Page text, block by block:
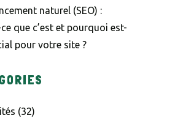
naturel (SEO) :
ce que c’est et pourquoi est-
pour votre site ?
(32)